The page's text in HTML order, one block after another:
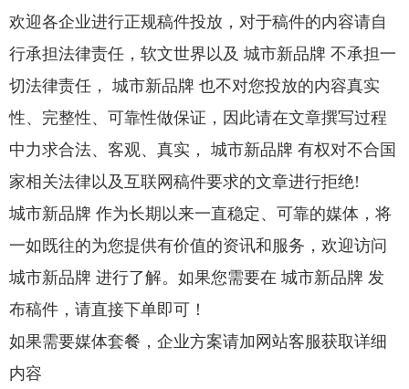
欢迎各企业进行正规稿件投放，对于稿件的内容请自
行承担法律责任，软文世界以及 城市新品牌 不承担一
切法律责任， 城市新品牌 也不对您投放的内容真实
性、完整性、可靠性做保证，因此请在文章撰写过程
中力求合法、客观、真实， 城市新品牌 有权对不合国
家相关法律以及互联网稿件要求的文章进行拒绝!
城市新品牌 作为长期以来一直稳定、可靠的媒体，将
一如既往的为您提供有价值的资讯和服务，欢迎访问
城市新品牌 进行了解。如果您需要在 城市新品牌 发
布稿件，请直接下单即可！
如果需要媒体套餐，企业方案请加网站客服获取详细
内容